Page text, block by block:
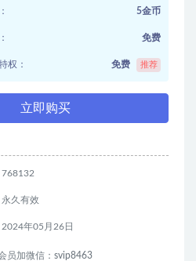
5金币
免费
权： 免费 推荐
立即购买
768132
永久有效
2024年05月26日
员加微信：svip8463